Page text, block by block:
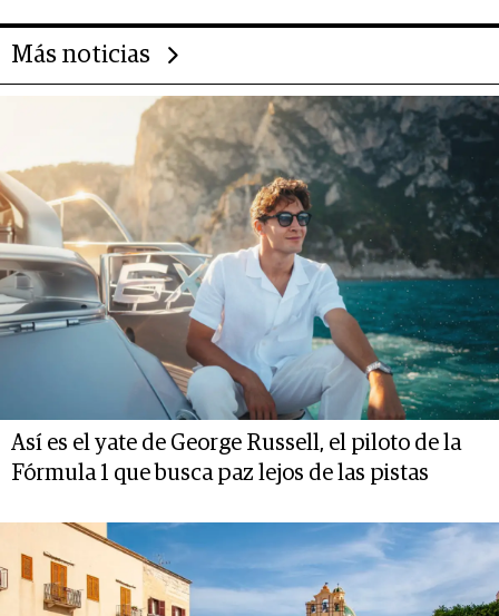
Más noticias
Así es el yate de George Russell, el piloto de la
Fórmula 1 que busca paz lejos de las pistas